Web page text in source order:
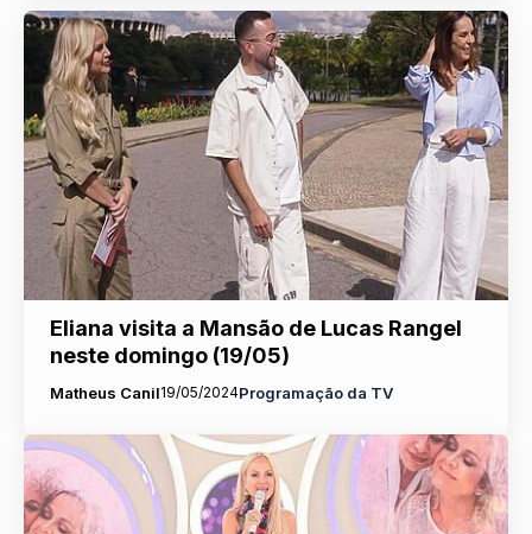
Eliana visita a Mansão de Lucas Rangel
neste domingo (19/05)
Matheus Canil19/05/2024Programação da TV